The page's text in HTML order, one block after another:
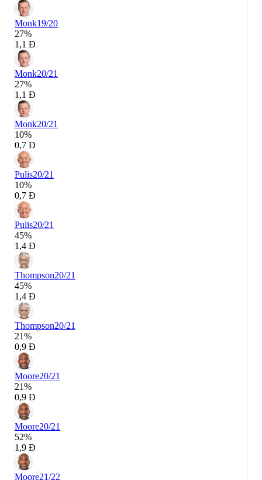
Monk19/20
27%
1,1 Đ
Monk20/21
27%
1,1 Đ
Monk20/21
10%
0,7 Đ
Pulis20/21
10%
0,7 Đ
Pulis20/21
45%
1,4 Đ
Thompson20/21
45%
1,4 Đ
Thompson20/21
21%
0,9 Đ
Moore20/21
21%
0,9 Đ
Moore20/21
52%
1,9 Đ
Moore21/22